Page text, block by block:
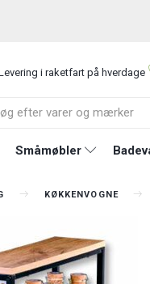
i raketfart på hverdage
Småmøbler
KØKKENVOGNE